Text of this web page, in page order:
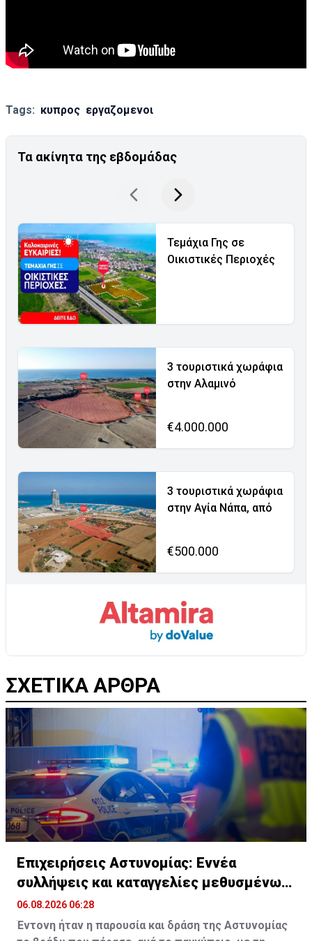
Tags: κυπρος εργαζομενοι
Τα ακίνητα της εβδομάδας
Τεμάχια Γης σε
Οικιστικές Περιοχές
3 τουριστικά χωράφια
στην Αλαμινό
€4.000.000
3 τουριστικά χωράφια
στην Αγία Νάπα, από
€500.000
ΣΧΕΤΙΚΑ ΑΡΘΡΑ
Επιχειρήσεις Αστυνομίας: Εννέα
συλλήψεις και καταγγελίες μεθυσμένων
οδηγών
06.08.2026 06:28
Έντονη ήταν η παρουσία και δράση της Αστυνομίας